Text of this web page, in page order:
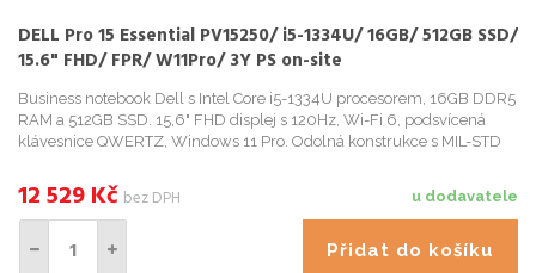
DELL Pro 15 Essential PV15250/ i5-1334U/ 16GB/ 512GB SSD/
15.6" FHD/ FPR/ W11Pro/ 3Y PS on-site
Business notebook Dell s Intel Core i5-1334U procesorem, 16GB DDR5
RAM a 512GB SSD. 15,6" FHD displej s 120Hz, Wi-Fi 6, podsvícená
klávesnice QWERTZ, Windows 11 Pro. Odolná konstrukce s MIL-STD
u dodavatele
12 529Kč bez DPH
Přidat do košíku